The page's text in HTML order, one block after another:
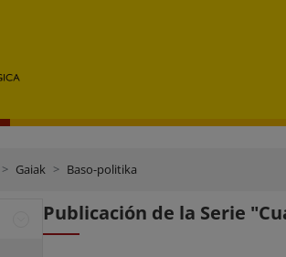
Gaiak Baso-politika
Publicación de la Serie